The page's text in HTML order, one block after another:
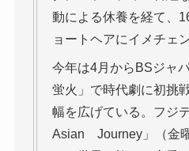
動による休養を経て、
ョートヘアにイメチェン
今年は4月からBSジャ
蛍火」で時代劇に初挑
幅を広げている。フジ
Asian Journey」（金